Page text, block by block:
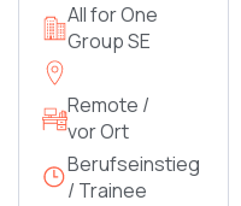
All for One
Group SE
Remote /
vor Ort
Berufseinstieg
/ Trainee